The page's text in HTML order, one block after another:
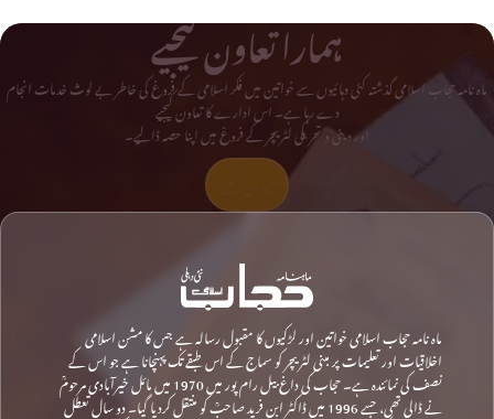
ہمارا تعاون کیجیے
ماہ نامہ حجاب اسلامی گذشتہ کئی دہائیوں سے خواتین میں فکر اسلامی کے فروغ کی خاطر بے لوث خدمات انجام
دے رہا ہے۔ اس ادارے کا تعاون کیجیے
اور دینی و تحریکی لٹریچر کے فروغ میں اپنا حصہ ڈالیے۔
ماہ نامہ حجاب اسلامی خواتین اور لڑکیوں کا مقبول رسالہ ہے جس کا مشن اسلامی
اخلاقیات اور تعلیمات پر مبنی لٹریچر کو سماج کے اس طبقے تک پہنچانا ہے جو اس کے
نصف کی نمائندہ ہے۔ حجاب کی داغ بیل رام پور میں 1970 میں مائل خیرآبادی مرحومؒ
نے ڈالی تھی، جسے 1996 میں ڈاکٹر ابن فرید صاحبؒ کو منتقل کردیا گیا۔ دو سال تعطل